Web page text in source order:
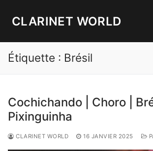
CLARINET WORLD
Étiquette : Brésil
Cochichando | Choro |
Pixinguinha
CLARINET WORLD 16 JANVIER 2025